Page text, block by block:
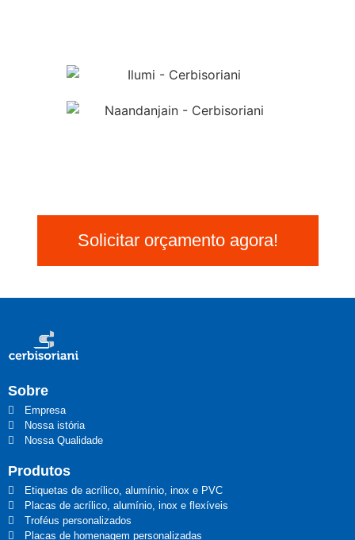
Solicitar orçamento agora!
Sobre
Empresa
Nossa istória
Nossa Qualidade
Produtos
Etiquetas de acrílico, alumínio, inox e PVC
Placas de acrílico, alumínio, inox e flexíveis
Troféus personalizados
Placas de homenagem personalizadas